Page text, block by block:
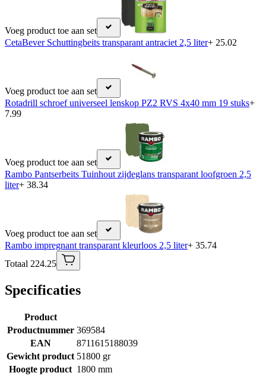
Voeg product toe aan set
CetaBever Schuttingbeits transparant antraciet 2,5 liter+ 25.02
Voeg product toe aan set
Rotadrill schroef universeel lenskop PZ2 RVS 4x40 mm 19 stuks+
7.99
Voeg product toe aan set
Rambo Pantserbeits Tuinhout zijdeglans transparant loofgroen 2,5
liter+ 38.34
Voeg product toe aan set
Rambo impregnant transparant kleurloos 2,5 liter+ 35.74
Totaal 224.25
Specificaties
Product
Productnummer 369584
EAN
8711615188039
Gewicht product 51800 gr
Hoogte product 1800 mm